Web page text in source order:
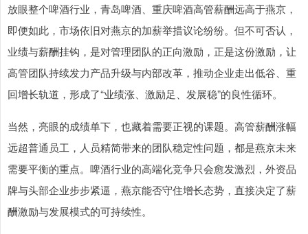
放眼整个啤酒行业，青岛啤酒、重庆啤酒高管薪酬远高于燕京，
即便如此，市场依旧对燕京的加薪举措议论纷纷。但不可否认，
业绩与薪酬挂钩，是对管理团队的正向激励，正是这份激励，让
高管团队持续发力产品升级与内部改革，推动企业走出低谷、重
回增长轨道，形成了“业绩涨、激励足、发展稳”的良性循环。
当然，亮眼的成绩单下，也藏着需要正视的课题。高管薪酬涨幅
远超普通员工，人员精简带来的团队稳定性问题，都是燕京未来
需要平衡的重点。啤酒行业的高端化竞争只会愈发激烈，外资品
牌与头部企业步步紧逼，燕京能否守住增长态势，直接决定了薪
酬激励与发展模式的可持续性。